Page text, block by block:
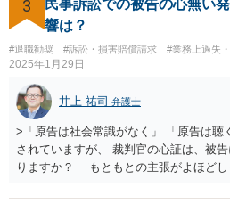
とになります。 ＞また、事務所をやめ
動禁止」「活動するなら名前を変える」
たという事例を聞いたことがあります。
書にはそのようなことは書いていないの
れた場合には断ることは可能なのでしょ
がないのであれば，断ることができる可
ような要求をされた場合は，その根拠
3
民事訴訟での被告の心無い
響は？
#退職勧奨 #訴訟・損害賠償請求 #業務上過失
2025年1月29日
井上 祐司 弁護士
>「原告は社会常識がなく」 「原告は聴
されていますが、 裁判官の心証は、被
りますか？ もともとの主張がよほどし
勝ち負けは、法律構成に必要な事実の主